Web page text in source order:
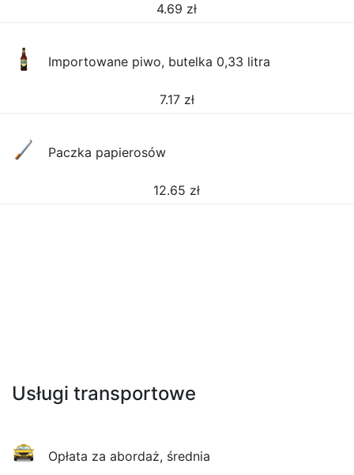
4.69 zł
Importowane piwo, butelka 0,33 litra
7.17 zł
Paczka papierosów
12.65 zł
Usługi transportowe
Opłata za abordaż, średnia